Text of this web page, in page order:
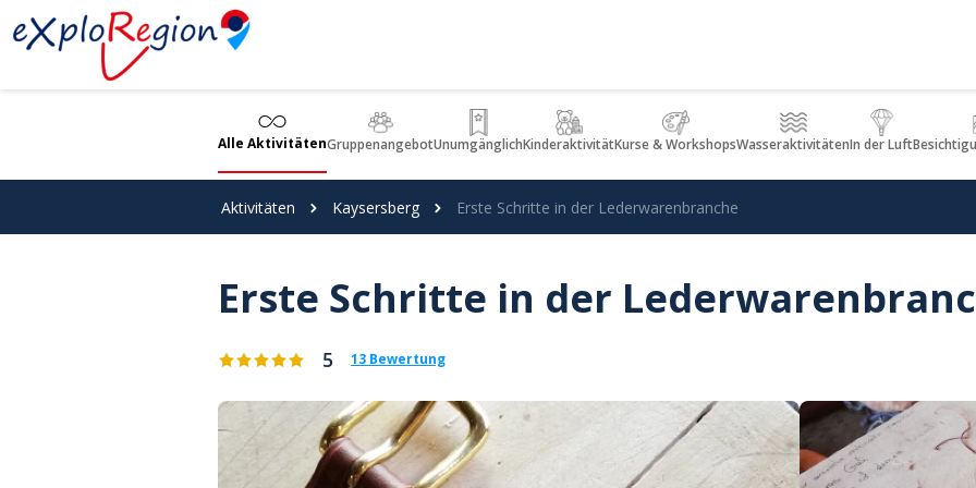
Cookie-Einstellungen
Alle AktivitätenGruppenangebotUnumgänglichKinderaktivitätKurse & WorkshopsWasseraktivitätenIn der Luft
Aktivitäten Kaysersberg Erste Schritte in der Lederwarenbranche
Erste Schritte in der
5 13 Bewertung